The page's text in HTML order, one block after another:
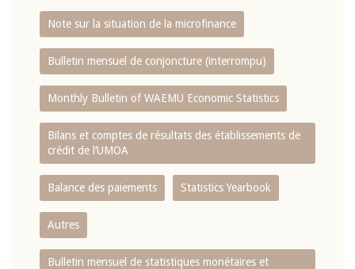
Note sur la situation de la microfinance
Bulletin mensuel de conjoncture (interrompu)
Monthly Bulletin of WAEMU Economic Statistics
Bilans et comptes de résultats des établissements de
crédit de l‘UMOA
Balance des paiements Statistics Yearbook
Autres
Bulletin mensuel de statistiques monétaires et